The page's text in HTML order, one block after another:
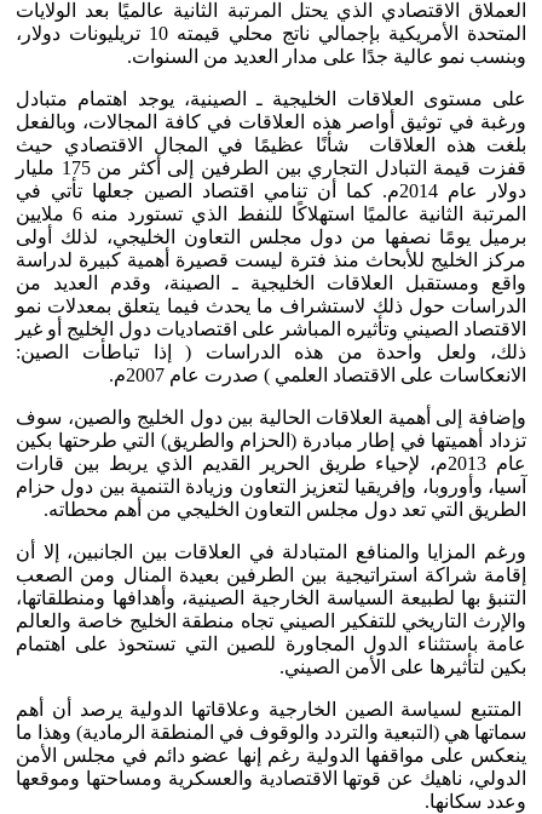
العملاق الاقتصادي الذي يحتل المرتبة الثانية عالميًا بعد الولايات
المتحدة الأمريكية بإجمالي ناتج محلي قيمته 10 تريليونات دولار،
وبنسب نمو عالية جدًا على مدار العديد من السنوات.
على مستوى العلاقات الخليجية ـ الصينية، يوجد اهتمام متبادل
ورغبة في توثيق أواصر هذه العلاقات في كافة المجالات، وبالفعل
بلغت هذه العلاقات شأنًا عظيمًا في المجال الاقتصادي حيث
قفزت قيمة التبادل التجاري بين الطرفين إلى أكثر من 175 مليار
دولار عام 2014م. كما أن تنامي اقتصاد الصين جعلها تأتي في
المرتبة الثانية عالميًا استهلاكًا للنفط الذي تستورد منه 6 ملايين
برميل يومًا نصفها من دول مجلس التعاون الخليجي، لذلك أولى
مركز الخليج للأبحاث منذ فترة ليست قصيرة أهمية كبيرة لدراسة
واقع ومستقبل العلاقات الخليجية ـ الصينة، وقدم العديد من
الدراسات حول ذلك لاستشراف ما يحدث فيما يتعلق بمعدلات نمو
الاقتصاد الصيني وتأثيره المباشر على اقتصاديات دول الخليج أو غير
ذلك، ولعل واحدة من هذه الدراسات ( إذا تباطأت الصين:
الانعكاسات على الاقتصاد العلمي ) صدرت عام 2007م.
وإضافة إلى أهمية العلاقات الحالية بين دول الخليج والصين، سوف
تزداد أهميتها في إطار مبادرة (الحزام والطريق) التي طرحتها بكين
عام 2013م، لإحياء طريق الحرير القديم الذي يربط بين قارات
آسيا، وأوروبا، وإفريقيا لتعزيز التعاون وزيادة التنمية بين دول حزام
الطريق التي تعد دول مجلس التعاون الخليجي من أهم محطاته.
ورغم المزايا والمنافع المتبادلة في العلاقات بين الجانبين، إلا أن
إقامة شراكة استراتيجية بين الطرفين بعيدة المنال ومن الصعب
التنبؤ بها لطبيعة السياسة الخارجية الصينية، وأهدافها ومنطلقاتها،
والإرث التاريخي للتفكير الصيني تجاه منطقة الخليج خاصة والعالم
عامة باستثناء الدول المجاورة للصين التي تستحوذ على اهتمام
بكين لتأثيرها على الأمن الصيني.
المتتبع لسياسة الصين الخارجية وعلاقاتها الدولية يرصد أن أهم
سماتها هي (التبعية والتردد والوقوف في المنطقة الرمادية) وهذا ما
ينعكس على مواقفها الدولية رغم إنها عضو دائم في مجلس الأمن
الدولي، ناهيك عن قوتها الاقتصادية والعسكرية ومساحتها وموقعها
وعدد سكانها.